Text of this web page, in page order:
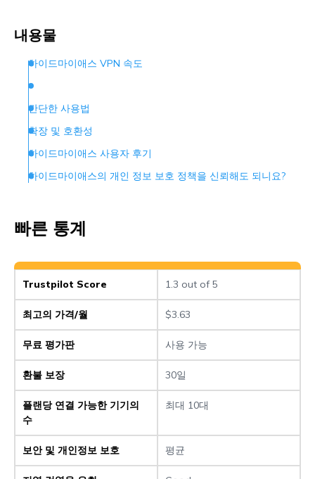
Frequently Asked Questions (FAQs)
내용물
하이드마이애스 VPN 속도
간단한 사용법
확장 및 호환성
하이드마이애스 사용자 후기
하이드마이애스의 개인 정보 보호 정책을 신뢰해도 되니요?
결론
빠른 통계
Trustpilot Score 1.3 out of 5
최고의 가격/월 $3.63
무료 평가판 사용 가능
환불 보장 30일
플랜당 연결 가능한 기기의
수
최대 10대
보안 및 개인정보 보호 평균